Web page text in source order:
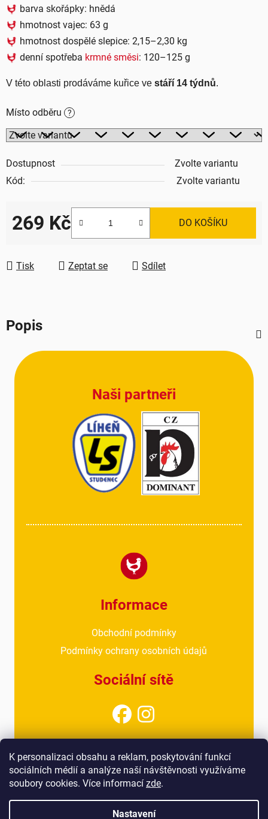
K personalizaci obsahu a reklam, poskytování funkcí
sociálních médií a analýze naší návštěvnosti využíváme
soubory cookies. Více informací zde.
Nastavení
barva skořápky: hnědá
hmotnost vajec: 63 g
hmotnost dospělé slepice: 2,15–2,30 kg
denní spotřeba krmné směsi: 120–125 g
V této oblasti prodáváme kuřice ve stáří 14 týdnů.
Místo odběru ?
Dostupnost
Zvolte variantu
Kód:
Zvolte variantu
269 Kč DO KOŠÍKU
Tisk Zeptat se Sdílet
Popis
Naši partneři
Informace
Obchodní podmínky
Podmínky ochrany osobních údajů
Sociální sítě
info@drubezarnahoresovice.cz